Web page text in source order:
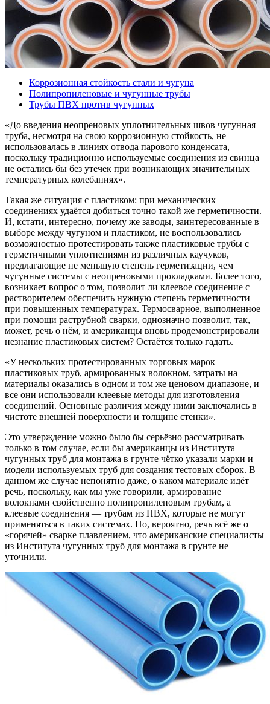
Коррозионная стойкость стали и чугуна
Полипропиленовые и чугунные трубы
Трубы ПВХ против чугунных
«До введения неопреновых уплотнительных швов чугунная
труба, несмотря на свою коррозионную стойкость, не
использовалась в линиях отвода парового конденсата,
поскольку традиционно используемые соединения из свинца
не остались бы без утечек при возникающих значительных
температурных колебаниях».
Такая же ситуация с пластиком: при механических
соединениях удаётся добиться точно такой же герметичности.
И, кстати, интересно, почему же заводы, заинтересованные в
выборе между чугуном и пластиком, не воспользовались
возможностью протестировать также пластиковые трубы с
герметичными уплотнениями из различных каучуков,
предлагающие не меньшую степень герметизации, чем
чугунные системы с неопреновыми прокладками. Более того,
возникает вопрос о том, позволит ли клеевое соединение с
растворителем обеспечить нужную степень герметичности
при повышенных температурах. Термосварное, выполненное
при помощи раструбной сварки, однозначно позволит, так,
может, речь о нём, и американцы вновь продемонстрировали
незнание пластиковых систем? Остаётся только гадать.
«У нескольких протестированных торговых марок
пластиковых труб, армированных волокном, затраты на
материалы оказались в одном и том же ценовом диапазоне, и
все они использовали клеевые методы для изготовления
соединений. Основные различия между ними заключались в
чистоте внешней поверхности и толщине стенки».
Это утверждение можно было бы серьёзно рассматривать
только в том случае, если бы американцы из Института
чугунных труб для монтажа в грунте чётко указали марки и
модели используемых труб для создания тестовых сборок. В
данном же случае непонятно даже, о каком материале идёт
речь, поскольку, как мы уже говорили, армирование
волокнами свойственно полипропиленовым трубам, а
клеевые соединения — трубам из ПВХ, которые не могут
применяться в таких системах. Но, вероятно, речь всё же о
«горячей» сварке плавлением, что американские специалисты
из Института чугунных труб для монтажа в грунте не
уточнили.